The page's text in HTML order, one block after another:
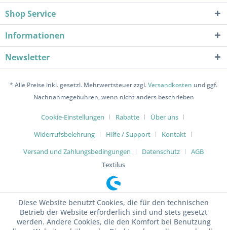
Shop Service
Informationen
Newsletter
* Alle Preise inkl. gesetzl. Mehrwertsteuer zzgl.Versandkosten und ggf.
Nachnahmegebühren, wenn nicht anders beschrieben
Cookie-Einstellungen Rabatte
Über uns
Widerrufsbelehrung
Hilfe / Support
Kontakt
Versand und Zahlungsbedingungen
Datenschutz
AGB
Textilus
Diese Website benutzt Cookies, die für den technischen
Betrieb der Website erforderlich sind und stets gesetzt
werden. Andere Cookies, die den Komfort bei Benutzung